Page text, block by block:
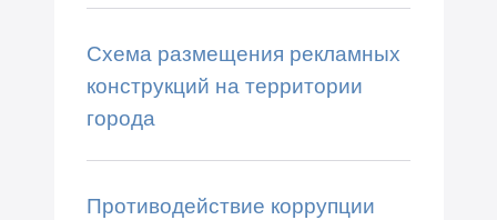
Схема размещения рекламных
конструкций на территории
города
Противодействие коррупции